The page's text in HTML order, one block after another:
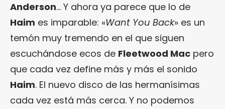
Anderson… Y ahora ya parece que lo de
Haim es imparable: «Want You Back» es un
temón muy tremendo en el que siguen
escuchándose ecos de Fleetwood Mac pero
que cada vez define más y más el sonido
Haim. El nuevo disco de las hermanísimas
cada vez está más cerca. Y no podemos